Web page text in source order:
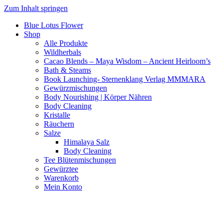
Zum Inhalt springen
Blue Lotus Flower
Shop
Alle Produkte
Wildherbals
Cacao Blends – Maya Wisdom – Ancient Heirloom’s
Bath & Steams
Book Launching- Sternenklang Verlag MMMARA
Gewürzmischungen
Body Nourishing | Körper Nähren
Body Cleaning
Kristalle
Räuchern
Salze
Himalaya Salz
Body Cleaning
Tee Blütenmischungen
Gewürztee
Warenkorb
Mein Konto